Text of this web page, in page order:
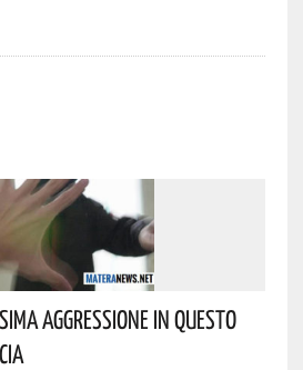
Aggressione In Questo